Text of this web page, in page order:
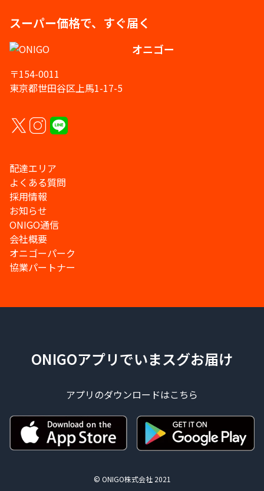
スーパー価格で、すぐ届く
オニゴー
〒154-0011
東京都世田谷区上馬1-17-5
配達エリア
よくある質問
採用情報
お知らせ
ONIGO通信
会社概要
オニゴーパーク
協業パートナー
ONIGOアプリでいまスグお届け
アプリのダウンロードはこちら
© ONIGO株式会社 2021